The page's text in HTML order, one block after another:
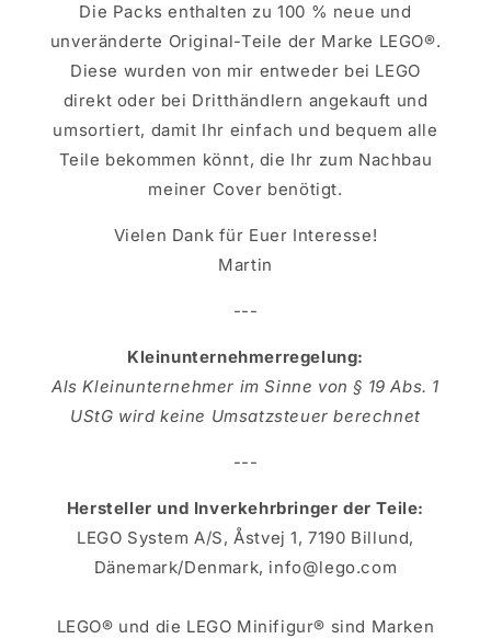
Die Packs enthalten zu 100 % neue und
unveränderte Original-Teile der Marke LEGO®.
Diese wurden von mir entweder bei LEGO
direkt oder bei Dritthändlern angekauft und
umsortiert, damit Ihr einfach und bequem alle
Teile bekommen könnt, die Ihr zum Nachbau
meiner Cover benötigt.
Vielen Dank für Euer Interesse!
Martin
---
Kleinunternehmerregelung:
Als Kleinunternehmer im Sinne von § 19 Abs. 1
UStG wird keine Umsatzsteuer berechnet
---
Hersteller und Inverkehrbringer der Teile:
LEGO System A/S, Åstvej 1, 7190 Billund,
Dänemark/Denmark, info@lego.com
LEGO® und die LEGO Minifigur® sind Marken